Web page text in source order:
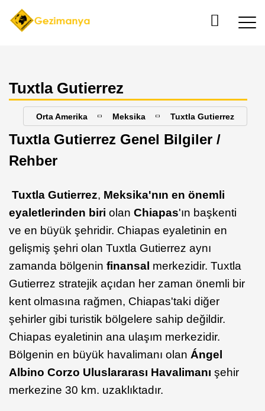
Tuxtla Gutierrez
Orta Amerika Meksika Tuxtla Gutierrez
Tuxtla Gutierrez Genel Bilgiler /
Rehber
Tuxtla Gutierrez, Meksika'nın en önemli
eyaletlerinden biri olan Chiapas'ın başkenti
ve en büyük şehridir. Chiapas eyaletinin en
gelişmiş şehri olan Tuxtla Gutierrez aynı
zamanda bölgenin finansal merkezidir. Tuxtla
Gutierrez stratejik açıdan her zaman önemli bir
kent olmasına rağmen, Chiapas'taki diğer
şehirler gibi turistik bölgelere sahip değildir.
Chiapas eyaletinin ana ulaşım merkezidir.
Bölgenin en büyük havalimanı olan Ángel
Albino Corzo Uluslararası Havalimanı şehir
merkezine 30 km. uzaklıktadır.